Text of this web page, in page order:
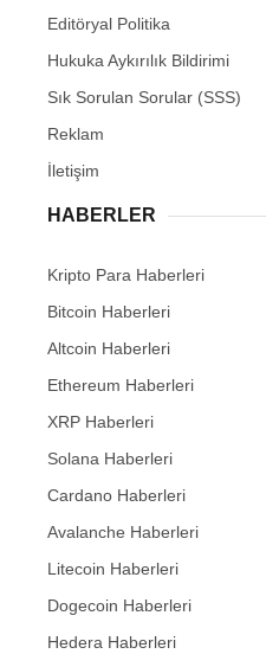
Editöryal Politika
Hukuka Aykırılık Bildirimi
Sık Sorulan Sorular (SSS)
Reklam
İletişim
HABERLER
Kripto Para Haberleri
Bitcoin Haberleri
Altcoin Haberleri
Ethereum Haberleri
XRP Haberleri
Solana Haberleri
Cardano Haberleri
Avalanche Haberleri
Litecoin Haberleri
Dogecoin Haberleri
Hedera Haberleri